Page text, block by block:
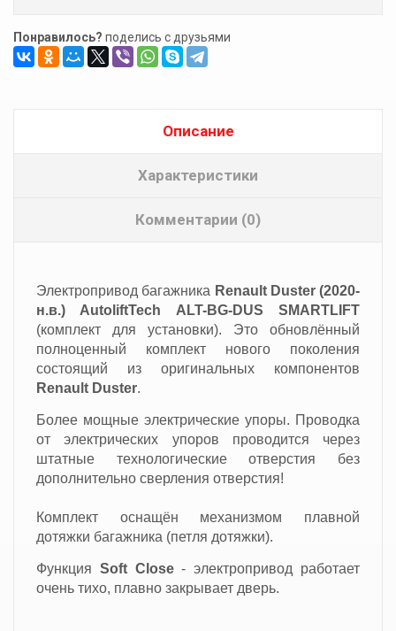
Понравилось? поделись с друзьями
Описание
Характеристики
Комментарии (0)
Электропривод багажника Renault Duster (2020-
н.в.) AutoliftTech ALT-BG-DUS SMARTLIFT
(комплект для установки). Это обновлённый
полноценный комплект нового поколения
состоящий из оригинальных компонентов
Renault Duster.
Более мощные электрические упоры. Проводка
от электрических упоров проводится через
штатные технологические отверстия без
дополнительно сверления отверстия!
Комплект оснащён механизмом плавной
дотяжки багажника (петля дотяжки).
Функция Soft Close- электропривод работает
очень тихо, плавно закрывает дверь.